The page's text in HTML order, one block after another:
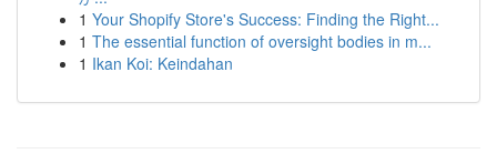
1 Your Shopify Store's Success: Finding the Right...
1 The essential function of oversight bodies in m...
1 Ikan Koi: Keindahan